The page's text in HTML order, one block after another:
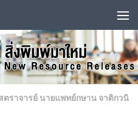
ตราจารย์ นายแพทย์กษาน จาติกวนิ